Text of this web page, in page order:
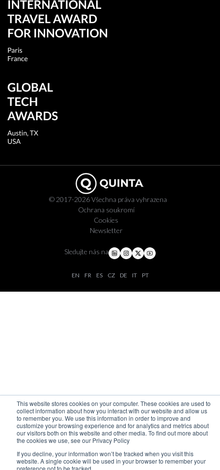
This website stores cookies on your computer. These cookies are used to
collect information about how you interact with our website and allow us
to remember you. We use this information in order to improve and
customize your browsing experience and for analytics and metrics about
our visitors both on this website and other media. To find out more about
the cookies we use, see our Privacy Policy
If you decline, your information won’t be tracked when you visit this
website. A single cookie will be used in your browser to remember your
preference not to be tracked.
© 2017-2026 Všechna práva vyhrazena
Ochrana soukromí
Cookies
Newsletter
Sledujte nás na
EN FR ES CZ DE IT PT